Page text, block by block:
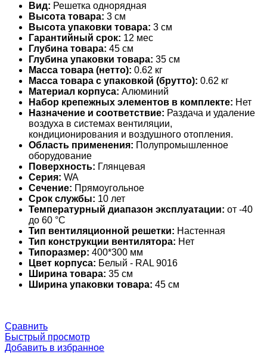
Вид: Решетка однорядная
Высота товара: 3 см
Высота упаковки товара: 3 см
Гарантийный срок: 12 мес
Глубина товара: 45 см
Глубина упаковки товара: 35 см
Масса товара (нетто): 0.62 кг
Масса товара с упаковкой (брутто): 0.62 кг
Материал корпуса: Алюминий
Набор крепежных элементов в комплекте: Нет
Назначение и соответствие: Раздача и удаление
воздуха в системах вентиляции,
кондиционирования и воздушного отопления.
Область применения: Полупромышленное
оборудование
Поверхность: Глянцевая
Серия: WA
Сечение: Прямоугольное
Срок службы: 10 лет
Температурный диапазон эксплуатации: от -40
до 60 °С
Тип вентиляционной решетки: Настенная
Тип конструкции вентилятора: Нет
Типоразмер: 400*300 мм
Цвет корпуса: Белый - RAL 9016
Ширина товара: 35 см
Ширина упаковки товара: 45 см
Сравнить
Быстрый просмотр
Добавить в избранное